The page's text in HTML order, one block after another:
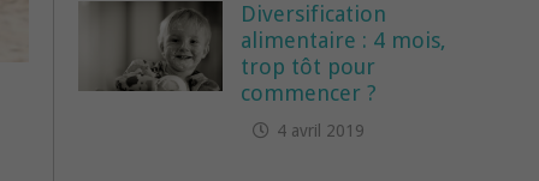
Diversification
alimentaire : 4 mois,
trop tôt pour
commencer ?
4 avril 2019